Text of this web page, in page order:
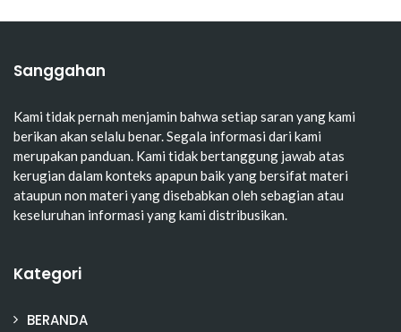
Sanggahan
Kami tidak pernah menjamin bahwa setiap saran yang kami
berikan akan selalu benar. Segala informasi dari kami
merupakan panduan. Kami tidak bertanggung jawab atas
kerugian dalam konteks apapun baik yang bersifat materi
ataupun non materi yang disebabkan oleh sebagian atau
keseluruhan informasi yang kami distribusikan.
Kategori
BERANDA